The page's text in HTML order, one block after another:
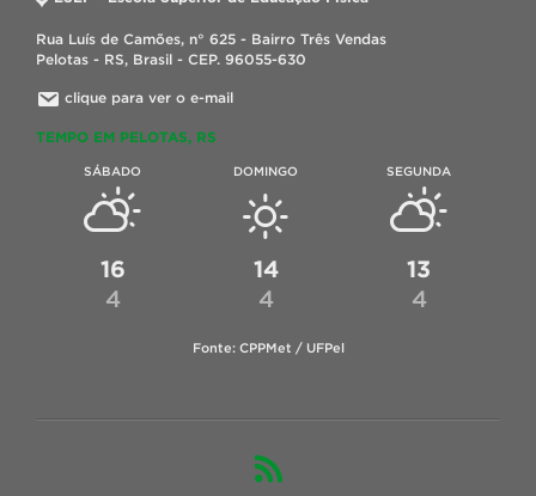
Rua Luís de Camões, n° 625 - Bairro Três Vendas
Pelotas - RS, Brasil - CEP. 96055-630
clique para ver o e-mail
TEMPO EM PELOTAS, RS
SÁBADO
16
4
DOMINGO
14
4
SEGUNDA
13
4
Fonte: CPPMet / UFPel